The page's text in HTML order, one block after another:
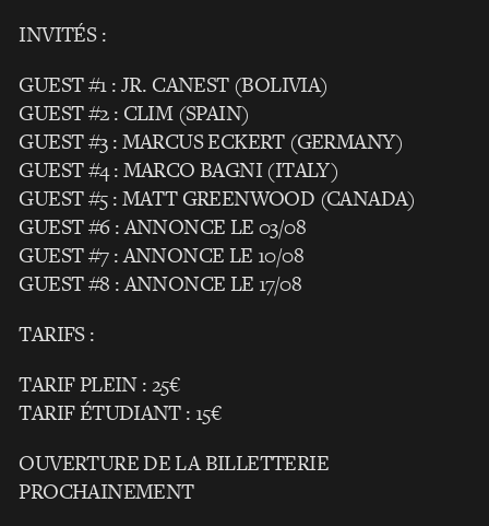
INVITÉS :
GUEST #1 : JR. CANEST (BOLIVIA)
GUEST #2 : CLIM (SPAIN)
GUEST #3 : MARCUS ECKERT (GERMANY)
GUEST #4 : MARCO BAGNI (ITALY)
GUEST #5 : MATT GREENWOOD (CANADA)
GUEST #6 : ANNONCE LE 03/08
GUEST #7 : ANNONCE LE 10/08
GUEST #8 : ANNONCE LE 17/08
TARIFS :
TARIF PLEIN : 25€
TARIF ÉTUDIANT : 15€
OUVERTURE DE LA BILLETTERIE
PROCHAINEMENT